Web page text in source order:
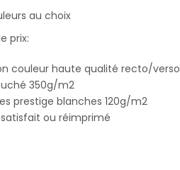
au choix
prix:
couleur haute qualité recto/verso
350g/m2
prestige blanches 120g/m2
ou réimprimé